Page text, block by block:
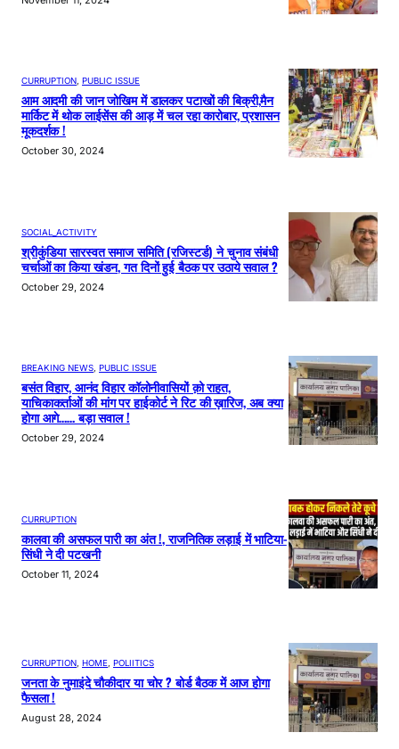
CURRUPTION, PUBLIC ISSUE
आम आदमी की जान जोखिम में डालकर पटाखों की बिक्री,मैन
मार्किट में थोक लाईसेंस की आड़ में चल रहा कारोबार, प्रशासन
मूकदर्शक !
October 30, 2024
SOCIAL_ACTIVITY
श्रीकुंडिया सारस्वत समाज समिति (रजिस्टर्ड) ने चुनाव संबंधी
चर्चाओं का किया खंडन, गत दिनों हुई बैठक पर उठाये सवाल ?
October 29, 2024
BREAKING NEWS PUBLIC ISSUE
बसंत विहार, आनंद विहार कॉलोनीवासियों क़ो राहत,
याचिकाकर्ताओं की मांग पर हाईकोर्ट ने रिट की ख़ारिज, अब क्या
होगा आगे…… बड़ा सवाल !
October 29, 2024
CURRUPTION
कालवा की असफल पारी का अंत !, राजनितिक लड़ाई में भाटिया-
सिंधी ने दी पटखनी
October 11, 2024
CURRUPTION HOME POLIITICS
जनता के नुमाइंदे चौकीदार या चोर ? बोर्ड बैठक में आज होगा
फैसला !
August 28, 2024